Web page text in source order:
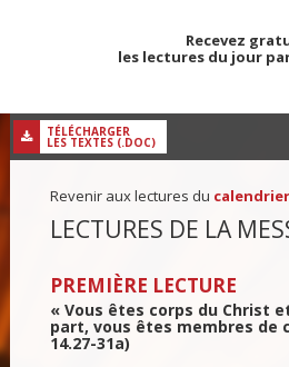
Recevez
les lectures du jour
TÉLÉCHARGER
LES TEXTES (.DOC)
Revenir aux lectures du
LECTURES DE LA
PREMIÈRE LECTURE
« Vous êtes corps du Christ
part, vous êtes membres de
14.27-31a)